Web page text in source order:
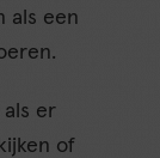
als een
als er
of